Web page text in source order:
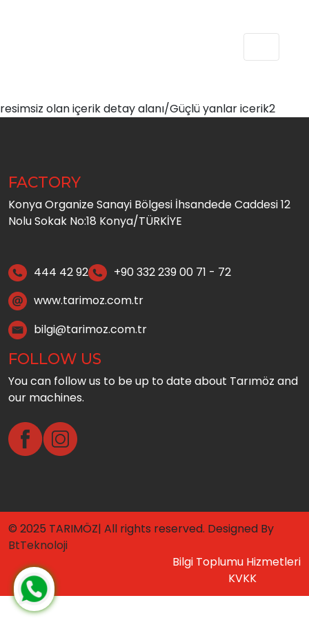
resimsiz olan içerik detay alanı/Güçlü yanlar icerik2
FACTORY
Konya Organize Sanayi Bölgesi İhsandede Caddesi 12
Nolu Sokak No:18 Konya/TÜRKİYE
444 42 92
+90 332 239 00 71 - 72
www.tarimoz.com.tr
bilgi@tarimoz.com.tr
FOLLOW US
You can follow us to be up to date about Tarımöz and
our machines.
© 2025 TARIMÖZ| All rights reserved. Designed By
BtTeknoloji
Bilgi Toplumu Hizmetleri
KVKK